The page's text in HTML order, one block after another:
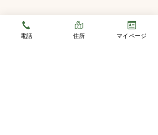
電話 住所 マイページ